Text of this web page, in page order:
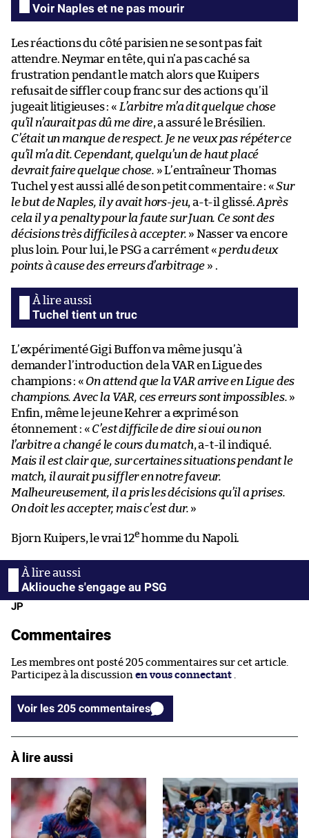
Voir Naples et ne pas mourir
Les réactions du côté parisien ne se sont pas fait
attendre. Neymar en tête, qui n’a pas caché sa
frustration pendant le match alors que Kuipers
refusait de siffler coup franc sur des actions qu’il
jugeait litigieuses : « L’arbitre m’a dit quelque chose
qu’il n’aurait pas dû me dire, a assuré le Brésilien.
C’était un manque de respect. Je ne veux pas répéter ce
qu’il m’a dit. Cependant, quelqu’un de haut placé
devrait faire quelque chose. » L’entraîneur Thomas
Tuchel y est aussi allé de son petit commentaire : «Sur
le but de Naples, il y avait hors-jeu, a-t-il glissé.Après
cela il y a penalty pour la faute sur Juan. Ce sont des
décisions très difficiles à accepter. » Nasser va encore
plus loin. Pour lui, le PSG a carrément « perdu deux
points à cause des erreurs d’arbitrage » .
Tuchel tient un truc
L’expérimenté Gigi Buffon va même jusqu’à
demander l’introduction de la VAR en Ligue des
champions : « On attend que la VAR arrive en Ligue des
champions. Avec la VAR, ces erreurs sont impossibles. »
Enfin, même le jeune Kehrer a exprimé son
étonnement : « C’est difficile de dire si oui ou non
l’arbitre a changé le cours du match, a-t-il indiqué.
Mais il est clair que, sur certaines situations pendant le
match, il aurait pu siffler en notre faveur.
Malheureusement, il a pris les décisions qu’il a prises.
On doit les accepter, mais c’est dur. »
Bjorn Kuipers, le vrai 12e homme du Napoli.
Akliouche s'engage au PSG
JP
Commentaires
Les membres ont posté 205 commentaires sur cet article.
Participez à la discussion en vous connectant
Voir les 205 commentaires
À lire aussi